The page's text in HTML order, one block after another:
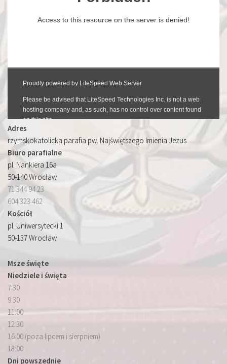
Adres
rzymskokatolicka parafia pw. Najświętszego Imienia Jezus
Biuro parafialne
pl. Nankiera 16a
50-140 Wrocław
71 344 94 23
604 323 462
Kościół
pl. Uniwersytecki 1
50-137 Wrocław
Msze święte
Niedziele i święta
7:30
9:30
11:00
12:30
16:00 (poza lipcem i sierpniem)
18:00
Dni powszednie